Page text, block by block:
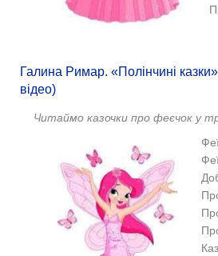
Галина Римар. «Полінчині
відео)
Читаймо казочки про феєчок у